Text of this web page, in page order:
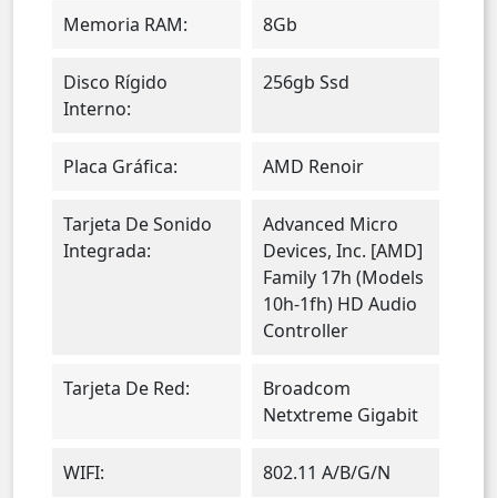
Memoria RAM: 8Gb
Disco Rígido
Interno:
256gb Ssd
Placa Gráfica: AMD Renoir
Tarjeta De Sonido
Integrada:
Advanced Micro
Devices, Inc. [AMD]
Family 17h (Models
10h-1fh) HD Audio
Controller
Tarjeta De Red:
Broadcom
Netxtreme Gigabit
WIFI: 802.11 A/b/g/n